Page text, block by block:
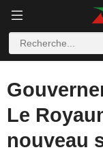
Le
nouveau